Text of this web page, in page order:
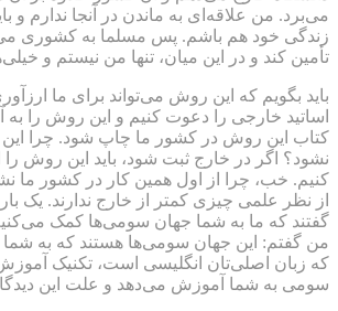
می‌برد. من علاقه‌ای به ماندن در آنجا ندارم و
زندگی خود هم باشم. پس مسلما به کشوری
تأمین کند و در این میان، تنها من نیستم و
باید بگویم که این روش می‌تواند برای ما
اساتید خارجی را دعوت کنیم و این روش را به
کتاب این روش در کشور ما چاپ شود. چرا این
نشود؟ اگر در خارج ثبت شود، باید این روش را
کنیم. خب، چرا از اول همین کار در کشور ما
از نظر علمی چیزی کمتر از خارج ندارند. یک
گفتند که ما به شما جهان سومی‌ها کمک
من گفتم: این جهان سومی‌ها هستند که به
که زبان اصلی‌تان انگلیسی است، تکنیک آموزش
سومی به شما آموزش می‌دهد و علت این